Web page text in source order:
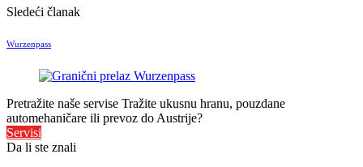
Sledeći članak
Wurzenpass
Pretražite naše servise Tražite ukusnu hranu, pouzdane
automehaničare ili prevoz do Austrije?
Servisi
Da li ste znali